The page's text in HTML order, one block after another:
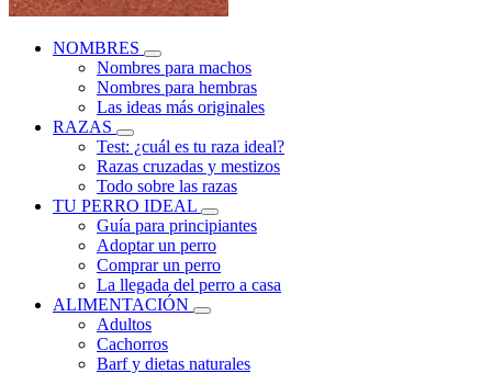
NOMBRES
Nombres para machos
Nombres para hembras
Las ideas más originales
RAZAS
Test: ¿cuál es tu raza ideal?
Razas cruzadas y mestizos
Todo sobre las razas
TU PERRO IDEAL
Guía para principiantes
Adoptar un perro
Comprar un perro
La llegada del perro a casa
ALIMENTACIÓN
Adultos
Cachorros
Barf y dietas naturales